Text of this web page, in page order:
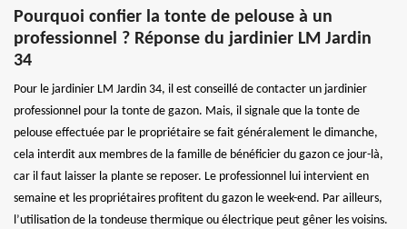
Pourquoi confier la tonte de pelouse à un
professionnel ? Réponse du jardinier LM Jardin
34
Pour le jardinier LM Jardin 34, il est conseillé de contacter un jardinier
professionnel pour la tonte de gazon. Mais, il signale que la tonte de
pelouse effectuée par le propriétaire se fait généralement le dimanche,
cela interdit aux membres de la famille de bénéficier du gazon ce jour-là,
car il faut laisser la plante se reposer. Le professionnel lui intervient en
semaine et les propriétaires profitent du gazon le week-end. Par ailleurs,
l’utilisation de la tondeuse thermique ou électrique peut gêner les voisins.